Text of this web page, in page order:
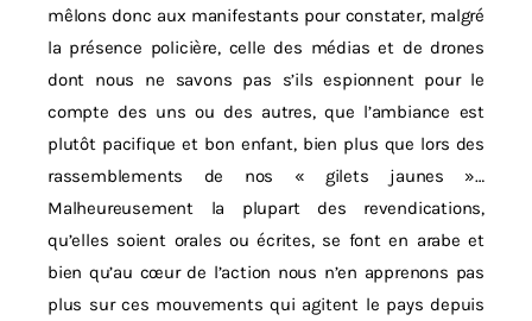
mêlons donc aux manifestants pour constater, malgré
la présence policière, celle des médias et de drones
dont nous ne savons pas s’ils espionnent pour le
compte des uns ou des autres, que l’ambiance est
plutôt pacifique et bon enfant, bien plus que lors des
rassemblements de nos « gilets jaunes »…
Malheureusement la plupart des revendications,
qu’elles soient orales ou écrites, se font en arabe et
bien qu’au cœur de l’action nous n’en apprenons pas
plus sur ces mouvements qui agitent le pays depuis